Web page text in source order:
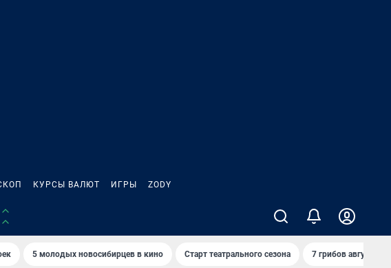
КУРСЫ ВАЛЮТ ИГРЫ ZODY
5 молодых новосибирцев в кино Старт театрального сезона 7 грибов августа